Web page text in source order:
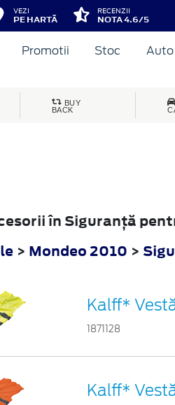
VEZI
PE HARTĂ
RECENZII
NOTA 4.6/5
Promotii Stoc
BUY
BACK
în Siguranţă
> Mondeo 2010 >
Kalff*
1871128
Kalff*